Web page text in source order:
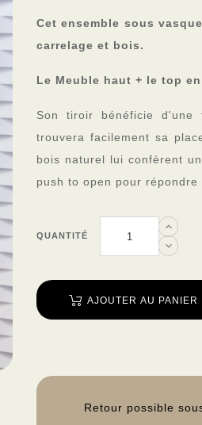
Cet ensemble sous
carrelage et bois.
Le Meuble haut + le top
Son tiroir bénéficie d'une
trouvera facilement sa
bois naturel lui confèrent
push to open pour
QUANTITÉ
AJOUTER AU PANIER
Retour possible